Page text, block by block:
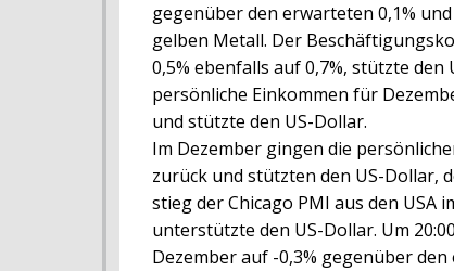
gegenüber den erwarteten 0,1%
gelben Metall. Der
0,5% ebenfalls auf 0,7%, stützte
persönliche Einkommen für
und stützte den US-Dollar.
Im Dezember gingen die
zurück und stützten den US-Dollar,
stieg der Chicago PMI aus den USA
unterstützte den US-Dollar. Um
Dezember auf -0,3% gegenüber